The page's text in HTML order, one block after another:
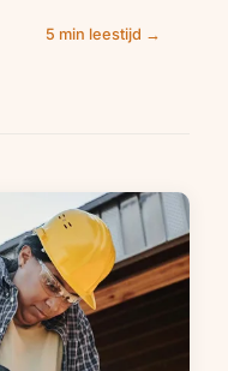
5 min leestijd →